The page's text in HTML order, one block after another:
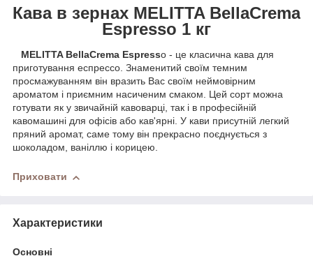
Кава в зернах MELITTA BellaCrema
Espresso 1 кг
MELITTA BellaCrema Espresso - це класична кава для
приготування еспрессо. Знаменитий своїм темним
просмажуванням він вразить Вас своїм неймовірним
ароматом і приємним насиченим смаком. Цей сорт можна
готувати як у звичайній кавоварці, так і в професійній
кавомашині для офісів або кав'ярні. У кави присутній легкий
пряний аромат, саме тому він прекрасно поєднується з
шоколадом, ваніллю і корицею.
Приховати
Характеристики
Основні